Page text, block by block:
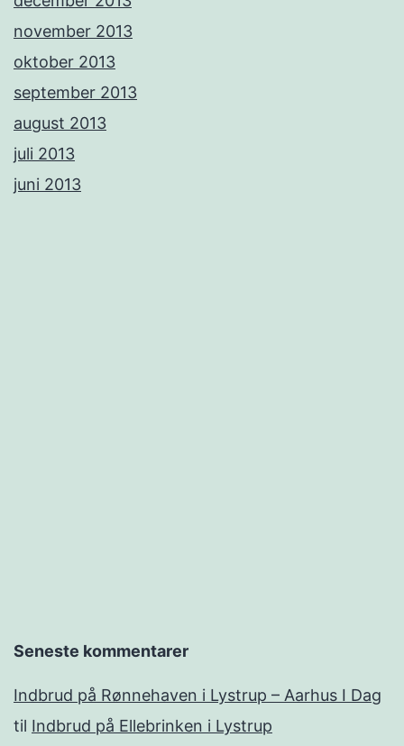
november 2013
oktober 2013
september 2013
august 2013
juli 2013
juni 2013
Seneste kommentarer
Indbrud på Rønnehaven i Lystrup – Aarhus I Dag
til Indbrud på Ellebrinken i Lystrup